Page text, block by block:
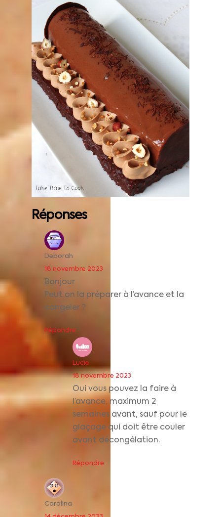
Réponses
Deborah
18 novembre 2023
Bonjour
Peut on la préparer à l’avance et la
congeler ?
Répondre
Lucie
18 novembre 2023
Oui vous pouvez la faire à
l’avance, maximum 2
semaines avant, sauf pour le
glaçage qui doit être couler
avant décongélation.
Répondre
Carolina